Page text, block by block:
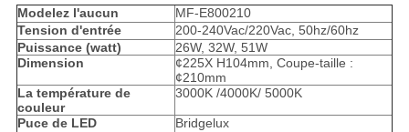
Modelez l'aucun
MF-E800210
Tension d'entrée
200-240Vac/220Vac, 50hz/60hz
Puissance (watt)
26W, 32W, 51W
Dimension
¢225X H104mm, Coupe-taille :
¢210mm
La température de
couleur
3000K /4000K/ 5000K
Puce de LED
Bridgelux